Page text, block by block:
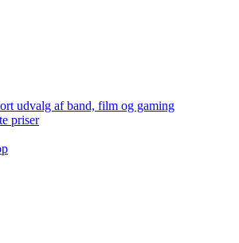
udvalg af band, film og gaming
priser